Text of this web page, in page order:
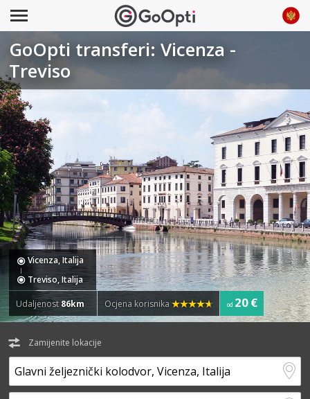
GoOpti transferi: Vicenza -
Treviso
Vicenza, Italija
Treviso, Italija
Udaljenost 86km Ocjena korisnika od 20 €
Zamijenite lokacije